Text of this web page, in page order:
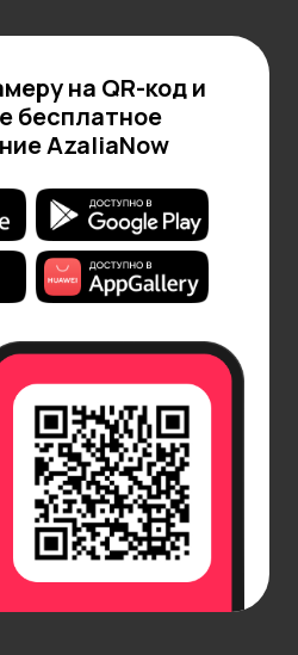
на QR-код и
бесплатное
AzaliaNow